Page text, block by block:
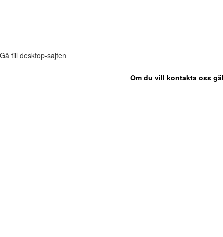
Gå till desktop-sajten
Om du vill kontakta oss